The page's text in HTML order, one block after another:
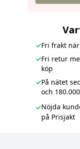
✓Fri frakt
✓Fri retur
köp
✓På nätet
och
✓Nöjda
på Prisjakt